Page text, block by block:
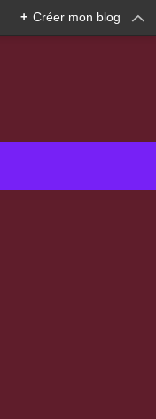
+ Créer mon blog